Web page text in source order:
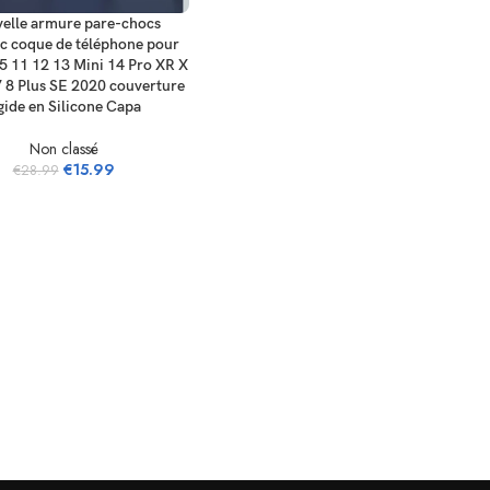
OPTIONS
armure pare-chocs
coque de téléphone pour
11 12 13 Mini 14 Pro XR X
8 Plus SE 2020 couverture
en Silicone Capa
Non classé
€28.99 €15.99